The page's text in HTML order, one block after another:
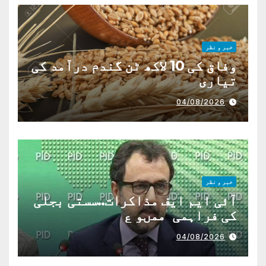
خبر و نظر
وفاق کی 10 لاکھ ٹن گندم درآمد کی
تیاری
04/08/2026
خبر و نظر
آئی ایم ایف مذاکرات..سستی بجلی
کی فراہمی ممںو ع
04/08/2026